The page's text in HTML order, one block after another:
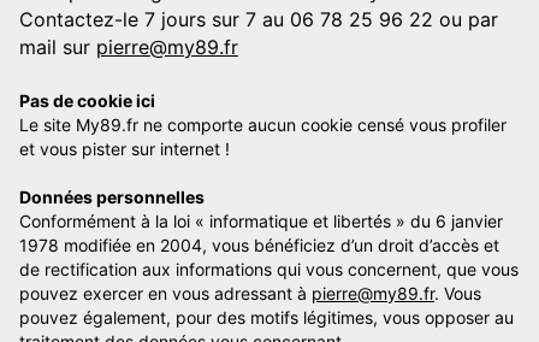
Contactez-le 7 jours sur 7 au 06 78 25 96 22 ou par
mail sur pierre@my89.fr
Pas de cookie ici
Le site My89.fr ne comporte aucun cookie censé vous profiler
et vous pister sur internet !
Données personnelles
Conformément à la loi « informatique et libertés » du 6 janvier
1978 modifiée en 2004, vous bénéficiez d’un droit d’accès et
de rectification aux informations qui vous concernent, que vous
pouvez exercer en vous adressant à pierre@my89.fr. Vous
pouvez également, pour des motifs légitimes, vous opposer au